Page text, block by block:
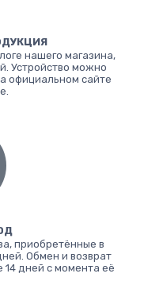
нашего магазина,
Устройство можно
официальном сайте
приобретённые в
Обмен и возврат
14 дней с момента её